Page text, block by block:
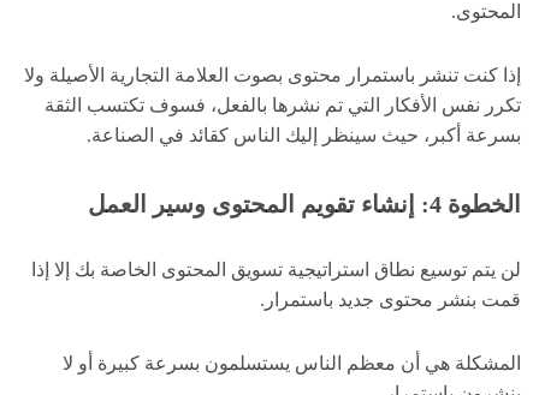
المحتوى.
إذا كنت تنشر باستمرار محتوى بصوت العلامة التجارية الأصيلة ولا
تكرر نفس الأفكار التي تم نشرها بالفعل، فسوف تكتسب الثقة
بسرعة أكبر، حيث سينظر إليك الناس كقائد في الصناعة.
الخطوة 4: إنشاء تقويم المحتوى وسير العمل
لن يتم توسيع نطاق استراتيجية تسويق المحتوى الخاصة بك إلا إذا
قمت بنشر محتوى جديد باستمرار.
المشكلة هي أن معظم الناس يستسلمون بسرعة كبيرة أو لا